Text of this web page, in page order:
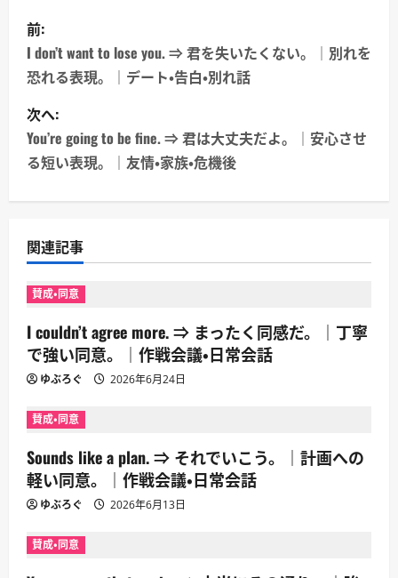
投
稿
ナ
ビ
ゲ
ー
シ
ョ
ン
前:
I don’t want to lose you. ⇒ 君を失いたくない。｜別れを
恐れる表現。｜デート・告白・別れ話
次へ:
You’re going to be fine. ⇒ 君は大丈夫だよ。｜安心させ
る短い表現。｜友情・家族・危機後
関連記事
賛成・同意
I couldn’t agree more. ⇒ まったく同感だ。｜丁寧
で強い同意。｜作戦会議・日常会話
ゆぶろぐ 2026年6月24日
賛成・同意
Sounds like a plan. ⇒ それでいこう。｜計画への
軽い同意。｜作戦会議・日常会話
ゆぶろぐ 2026年6月13日
賛成・同意